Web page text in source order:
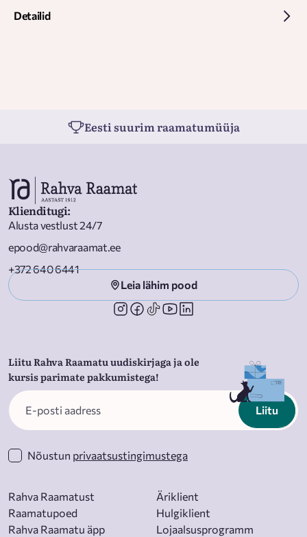
Detailid
Eesti suurim raamatumüüja
Klienditugi:
Alusta vestlust 24/7
epood@rahvaraamat.ee
+372 640 6441
Leia lähim pood
Liitu Rahva Raamatu uudiskirjaga ja ole
kursis parimate pakkumistega!
Liitu
Nõustun privaatsustingimustega
Rahva Raamatust
Raamatupoed
Rahva Raamatu äpp
Äriklient
Hulgiklient
Lojaalsusprogramm